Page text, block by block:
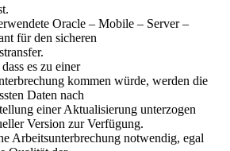
Oracle – Mobile – Server –
für den sicheren
es zu einer
kommen würde, werden die
Daten nach
einer Aktualisierung unterzogen
Version zur Verfügung.
Arbeitsunterbrechung notwendig, egal